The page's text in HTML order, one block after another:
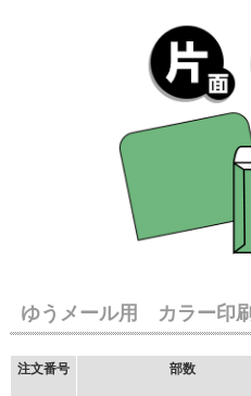
ゆうメール用 カラー印
注文番号 部数